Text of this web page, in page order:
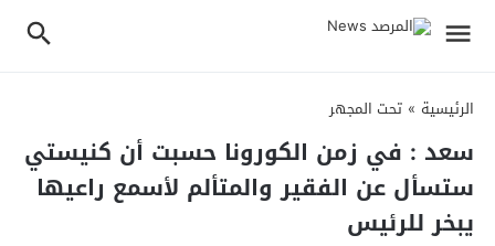
الرئيسية » تحت المجهر
سعد : في زمن الكورونا حسبت أن كنيستي
ستسأل عن الفقير والمتألم لأسمع راعيها
يبخر للرئيس